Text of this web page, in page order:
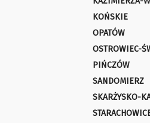
KOŃSKIE
OPATÓW
OSTROWIEC-
PIŃCZÓW
SANDOMIERZ
SKARŻYSKO-